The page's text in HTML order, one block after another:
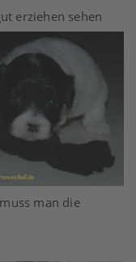
erziehen sehen
man die